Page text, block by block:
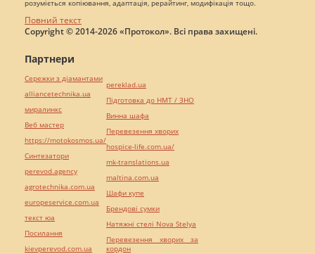
розуміється копіювання, адаптація, рерайтинг, модифікація тощо.
Повний текст
Copyright © 2014-2026 «Протокол». Всі права захищені.
Партнери
Сережки з діамантами
alliancetechnika.ua
миралинкс
Веб мастер
https://motokosmos.ua/
Синтезатори
perevod.agency
agrotechnika.com.ua
europeservice.com.ua
текст юа
Посилання
kievperevod.com.ua
pereklad.ua
Підготовка до НМТ / ЗНО
Винна шафа
Перевезення хворих
hospice-life.com.ua/
mk-translations.ua
maltina.com.ua
Шафи купе
Брендові сумки
Натяжні стелі Nova Stelya
Перевезення хворих за
кордон